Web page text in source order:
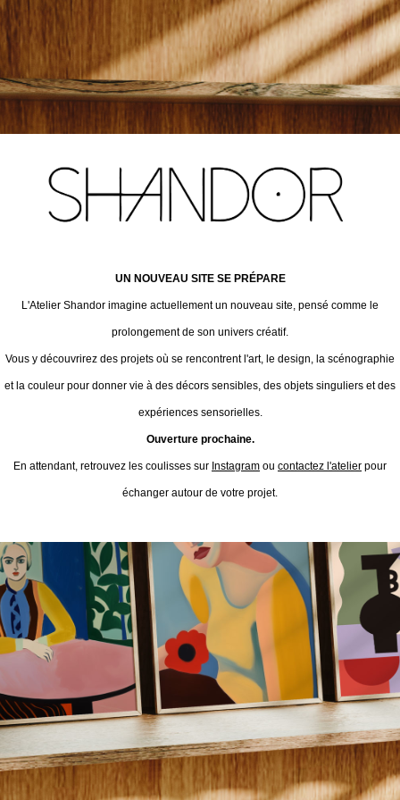
UN NOUVEAU SITE SE PRÉPARE
L'Atelier Shandor imagine actuellement un nouveau site, pensé comme le
prolongement de son univers créatif.
Vous y découvrirez des projets où se rencontrent l'art, le design, la scénographie
et la couleur pour donner vie à des décors sensibles, des objets singuliers et des
expériences sensorielles.
Ouverture prochaine.
En attendant, retrouvez les coulisses sur Instagram ou contactez l'atelier pour
échanger autour de votre projet.